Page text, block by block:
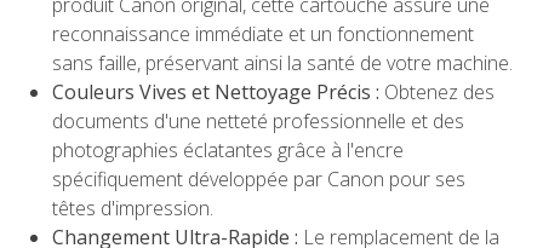
reconnaissance immédiate et un fonctionnement
sans faille, préservant ainsi la santé de votre machine.
Couleurs Vives et Nettoyage Précis : Obtenez des
documents d'une netteté professionnelle et des
photographies éclatantes grâce à l'encre
spécifiquement développée par Canon pour ses
têtes d'impression.
Changement Ultra-Rapide : Le remplacement de la